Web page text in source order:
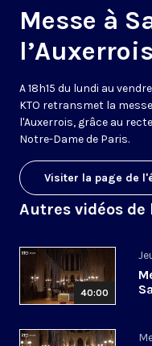
Messe à
l’Auxerrois
A 18h15 du lundi au
KTO retransmet la
l'Auxerrois, grâce au
Notre-Dame de Paris.
Visiter la page de
Autres vidéos de
40:00